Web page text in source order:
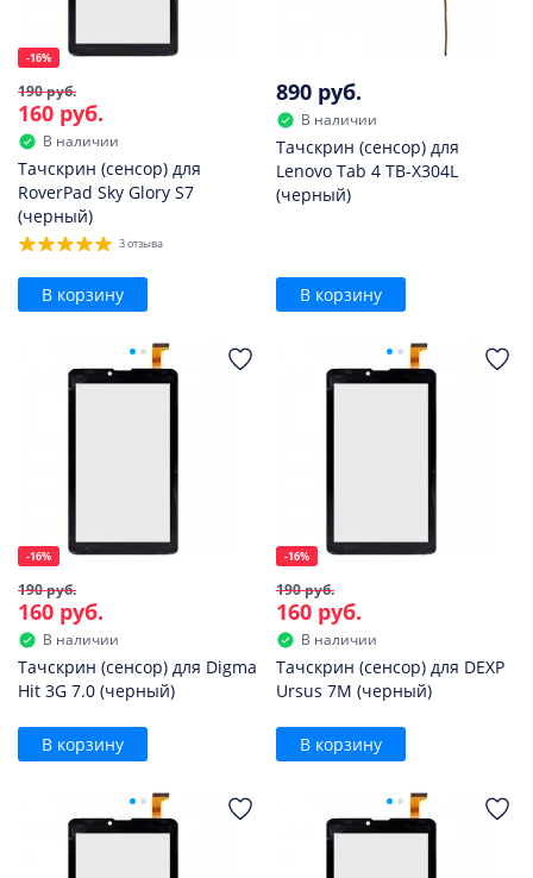
-16%
190 руб.
160 руб.
В наличии
Тачскрин (сенсор) для
RoverPad Sky Glory S7
(черный)
3 отзыва
В корзину
890 руб.
В наличии
Тачскрин (сенсор) для
Lenovo Tab 4 TB-X304L
(черный)
В корзину
-16%
190 руб.
160 руб.
В наличии
Тачскрин (сенсор) для Digma
Hit 3G 7.0 (черный)
В корзину
-16%
190 руб.
160 руб.
В наличии
Тачскрин (сенсор) для DEXP
Ursus 7M (черный)
В корзину